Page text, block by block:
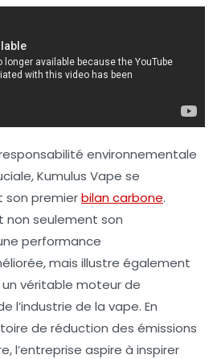
environnementale
Kumulus Vape se
son premierbilan carbone.
seulement son
performance
mais illustre également
véritable moteur de
l’industrie de la vape. En
de réduction des émissions
, l’entreprise aspire à inspirer